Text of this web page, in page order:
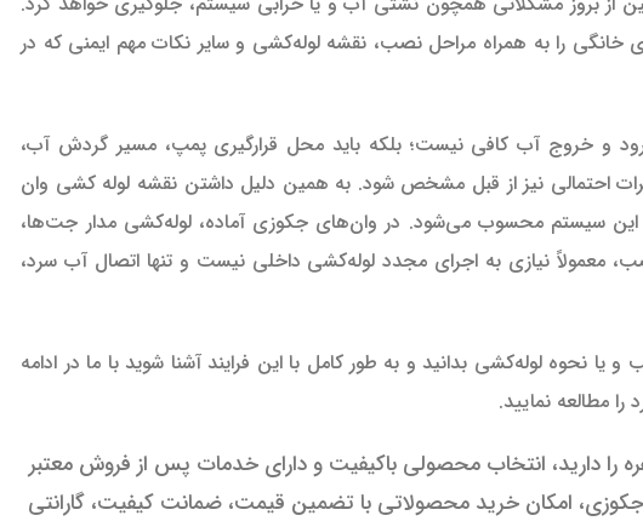
خانگی را به همراه مراحل نصب، نقشه لوله‌کشی و سایر نکات مهم ایمنی که در
و خروج آب کافی نیست؛ بلکه باید محل قرارگیری پمپ، مسیر گردش آب،
احتمالی نیز از قبل مشخص شود. به همین دلیل داشتن نقشه لوله کشی وان
سیستم محسوب می‌شود. در وان‌های جکوزی آماده، لوله‌کشی مدار جت‌ها،
معمولاً نیازی به اجرای مجدد لوله‌کشی داخلی نیست و تنها اتصال آب سرد،
نحوه لوله‌کشی بدانید و به طور کامل با این فرایند آشنا شوید با ما در ادامه
مطالعه نمایید.
را دارید، انتخاب محصولی باکیفیت و دارای خدمات پس از فروش معتبر
جکوزی، امکان خرید محصولاتی با تضمین قیمت، ضمانت کیفیت، گارانتی